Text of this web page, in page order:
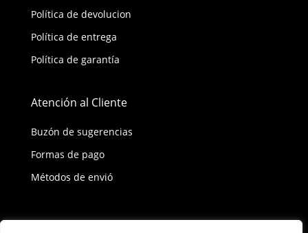
Política de devolucion
Política de entrega
Política de garantía
Atención al Cliente
Buzón de sugerencias
Formas de pago
Métodos de envió